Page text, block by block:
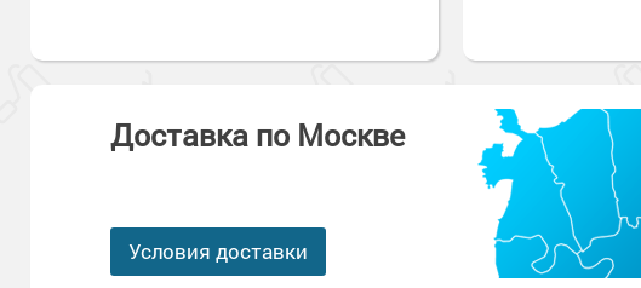
Сопутствующие товары
Промышленные ремонтные
покрытия для металла
Промышленные стены
Алюминиевые краски
Сопутствующие товары
Морозостойкие краски
Морозостойкие краски для
Морозостойкие краски для
металла
Морозостойкие краски для
Доставка по Москве
Условия доставки